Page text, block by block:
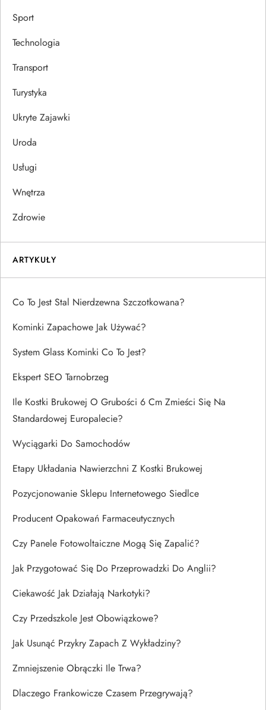
Sport
Technologia
Transport
Turystyka
Ukryte Zajawki
Uroda
Usługi
Wnętrza
Zdrowie
ARTYKUŁY
Co To Jest Stal Nierdzewna Szczotkowana?
Kominki Zapachowe Jak Używać?
System Glass Kominki Co To Jest?
Ekspert SEO Tarnobrzeg
Ile Kostki Brukowej O Grubości 6 Cm Zmieści Się Na
Standardowej Europalecie?
Wyciągarki Do Samochodów
Etapy Układania Nawierzchni Z Kostki Brukowej
Pozycjonowanie Sklepu Internetowego Siedlce
Producent Opakowań Farmaceutycznych
Czy Panele Fotowoltaiczne Mogą Się Zapalić?
Jak Przygotować Się Do Przeprowadzki Do Anglii?
Ciekawość Jak Działają Narkotyki?
Czy Przedszkole Jest Obowiązkowe?
Jak Usunąć Przykry Zapach Z Wykładziny?
Zmniejszenie Obrączki Ile Trwa?
Dlaczego Frankowicze Czasem Przegrywają?